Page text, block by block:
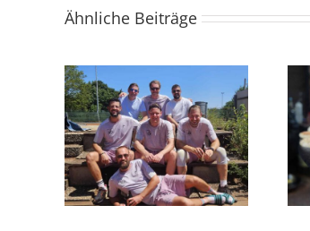
Ähnliche Beiträge
Burger-Abend begeistert
Gäste im Tennisclub
Albershausen